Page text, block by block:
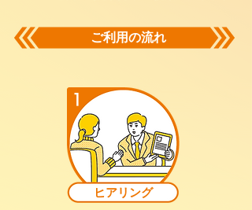
​ご利用の流れ
1
ヒアリング